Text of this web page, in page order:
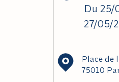
Du 25/
27/05/
Place de
75010